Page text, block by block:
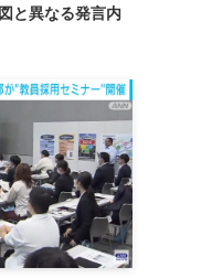
と異なる発言内